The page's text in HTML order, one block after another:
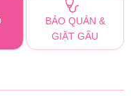
BẢO QUẢN &
GIẶT GẤU